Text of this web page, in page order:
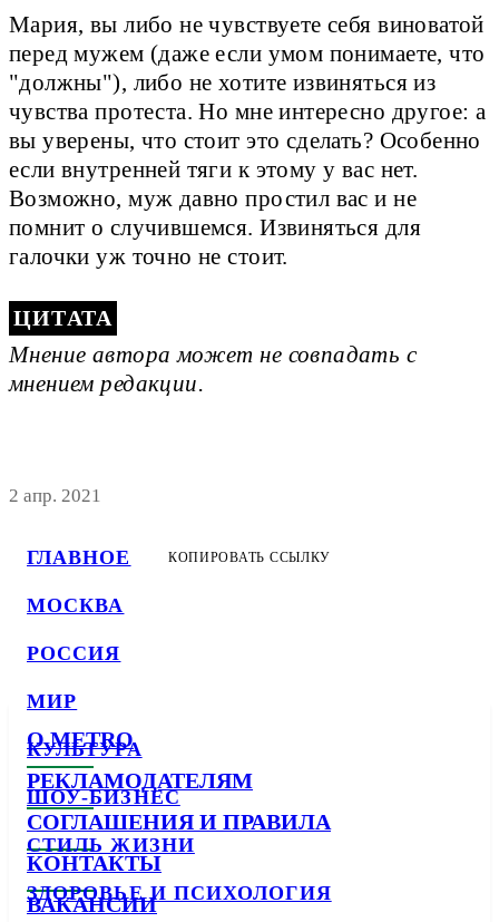
ГЛАВНОЕ
МОСКВА
РОССИЯ
МИР
КУЛЬТУРА
ШОУ-БИЗНЕС
СТИЛЬ ЖИЗНИ
ЗДОРОВЬЕ И ПСИХОЛОГИЯ
Мария, вы либо не чувствуете себя виноватой
перед мужем (даже если умом понимаете, что
"должны"), либо не хотите извиняться из
чувства протеста. Но мне интересно другое: а
вы уверены, что стоит это сделать? Особенно
если внутренней тяги к этому у вас нет.
Возможно, муж давно простил вас и не
помнит о случившемся. Извиняться для
галочки уж точно не стоит.
Мнение автора может не совпадать с
мнением редакции.
2 апр. 2021
КОПИРОВАТЬ ССЫЛКУ
О METRO
РЕКЛАМОДАТЕЛЯМ
СОГЛАШЕНИЯ И ПРАВИЛА
КОНТАКТЫ
ВАКАНСИИ